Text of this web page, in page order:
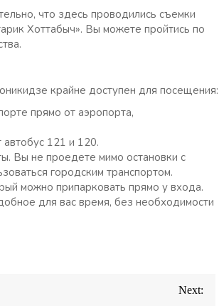
что здесь проводились съемки
Хоттабыч». Вы можете пройтись по
крайне доступен для посещения:
прямо от аэропорта,
121 и 120.
Вы не проедете мимо остановки с
городским транспортом.
можно припарковать прямо у входа.
для вас время, без необходимости
Next: